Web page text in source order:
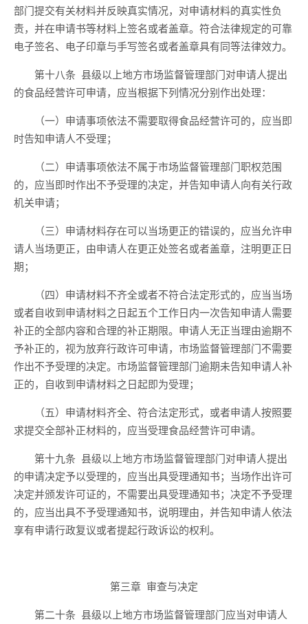
部门提交有关材料并反映真实情况，对申请材料的真实性负
责，并在申请书等材料上签名或者盖章。符合法律规定的可靠
电子签名、电子印章与手写签名或者盖章具有同等法律效力。
第十八条 县级以上地方市场监督管理部门对申请人提出
的食品经营许可申请，应当根据下列情况分别作出处理：
（一）申请事项依法不需要取得食品经营许可的，应当即
时告知申请人不受理；
（二）申请事项依法不属于市场监督管理部门职权范围
的，应当即时作出不予受理的决定，并告知申请人向有关行政
机关申请；
（三）申请材料存在可以当场更正的错误的，应当允许申
请人当场更正，由申请人在更正处签名或者盖章，注明更正日
期；
（四）申请材料不齐全或者不符合法定形式的，应当当场
或者自收到申请材料之日起五个工作日内一次告知申请人需要
补正的全部内容和合理的补正期限。申请人无正当理由逾期不
予补正的，视为放弃行政许可申请，市场监督管理部门不需要
作出不予受理的决定。市场监督管理部门逾期未告知申请人补
正的，自收到申请材料之日起即为受理；
（五）申请材料齐全、符合法定形式，或者申请人按照要
求提交全部补正材料的，应当受理食品经营许可申请。
第十九条 县级以上地方市场监督管理部门对申请人提出
的申请决定予以受理的，应当出具受理通知书；当场作出许可
决定并颁发许可证的， 不需要出具受理通知书；决定不予受理
的，应当出具不予受理通知书，说明理由，并告知申请人依法
享有申请行政复议或者提起行政诉讼的权利。
第三章 审查与决定
第二十条 县级以上地方市场监督管理部门应当对申请人